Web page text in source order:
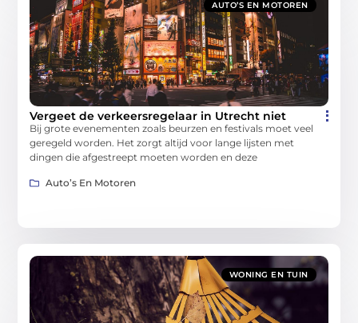
AUTO’S EN MOTOREN
Vergeet de verkeersregelaar in Utrecht niet
Bij grote evenementen zoals beurzen en festivals moet veel
geregeld worden. Het zorgt altijd voor lange lijsten met
dingen die afgestreept moeten worden en deze
Auto’s En Motoren
WONING EN TUIN